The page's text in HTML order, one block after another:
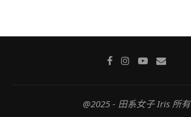
@2025 - 田系女子 Iris 所有